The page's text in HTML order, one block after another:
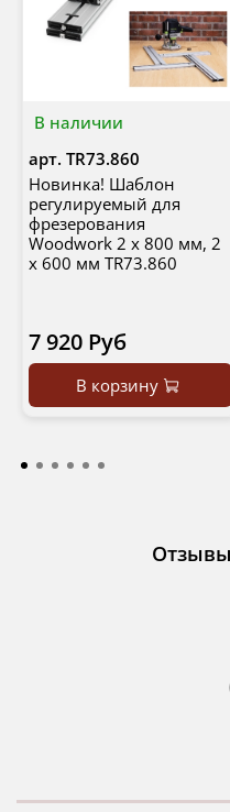
В наличии
арт. TR73.860
Новинка! Шаблон
регулируемый для
фрезерования
Woodwork 2 х 800 мм, 2
х 600 мм TR73.860
7 920 Руб
В корзину